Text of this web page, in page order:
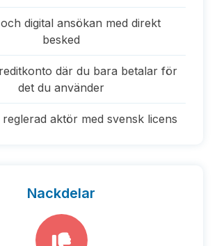
digital ansökan med direkt
besked
där du bara betalar för
det du använder
aktör med svensk licens
Nackdelar